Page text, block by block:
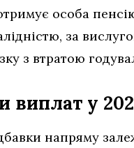
особа
за
з втратою
виплат у
напряму